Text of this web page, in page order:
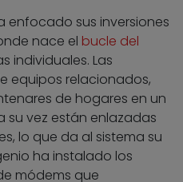
enfocado sus inversiones
nace el bucle del
individuales. Las
equipos relacionados,
de hogares en un
su vez están enlazadas
lo que da al sistema su
ha instalado los
módems que